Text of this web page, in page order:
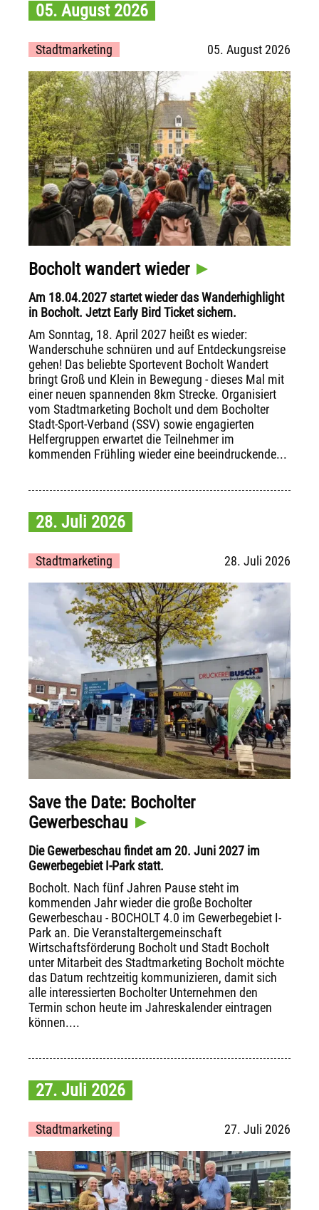
05. August 2026
Stadtmarketing 05. August 2026
Bocholt wandert wieder
Am 18.04.2027 startet wieder das Wanderhighlight
in Bocholt. Jetzt Early Bird Ticket sichern.
Am Sonntag, 18. April 2027 heißt es wieder:
Wanderschuhe schnüren und auf Entdeckungsreise
gehen! Das beliebte Sportevent Bocholt Wandert
bringt Groß und Klein in Bewegung - dieses Mal mit
einer neuen spannenden 8km Strecke. Organisiert
vom Stadtmarketing Bocholt und dem Bocholter
Stadt-Sport-Verband (SSV) sowie engagierten
Helfergruppen erwartet die Teilnehmer im
kommenden Frühling wieder eine beeindruckende...
28. Juli 2026
Stadtmarketing 28. Juli 2026
Save the Date: Bocholter
Gewerbeschau
Die Gewerbeschau findet am 20. Juni 2027 im
Gewerbegebiet I-Park statt.
Bocholt. Nach fünf Jahren Pause steht im
kommenden Jahr wieder die große Bocholter
Gewerbeschau - BOCHOLT 4.0 im Gewerbegebiet I-
Park an. Die Veranstaltergemeinschaft
Wirtschaftsförderung Bocholt und Stadt Bocholt
unter Mitarbeit des Stadtmarketing Bocholt möchte
das Datum rechtzeitig kommunizieren, damit sich
alle interessierten Bocholter Unternehmen den
Termin schon heute im Jahreskalender eintragen
können....
27. Juli 2026
Stadtmarketing 27. Juli 2026